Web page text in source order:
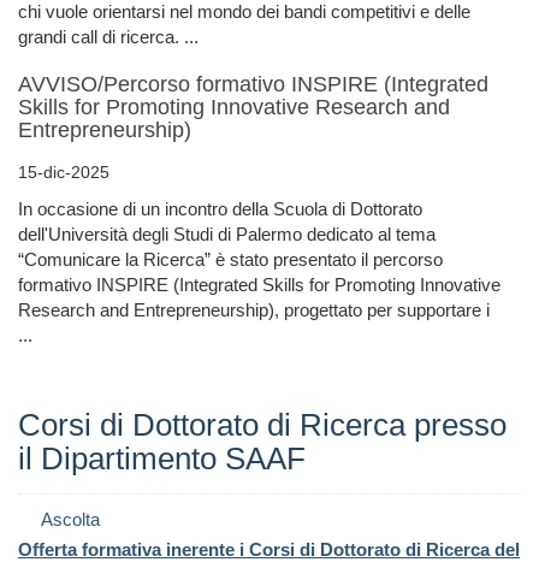
chi vuole orientarsi nel mondo dei bandi competitivi e delle
grandi call di ricerca. ...
AVVISO/Percorso formativo INSPIRE (Integrated
Skills for Promoting Innovative Research and
Entrepreneurship)
15-dic-2025
In occasione di un incontro della Scuola di Dottorato
dell'Università degli Studi di Palermo dedicato al tema
“Comunicare la Ricerca” è stato presentato il percorso
formativo INSPIRE (Integrated Skills for Promoting Innovative
Research and Entrepreneurship), progettato per supportare i
...
Corsi di Dottorato di Ricerca presso
il Dipartimento SAAF
Ascolta
Offerta formativa inerente i Corsi di Dottorato di Ricerca del